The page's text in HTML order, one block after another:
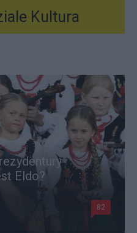
Kultura
Eldo?
82